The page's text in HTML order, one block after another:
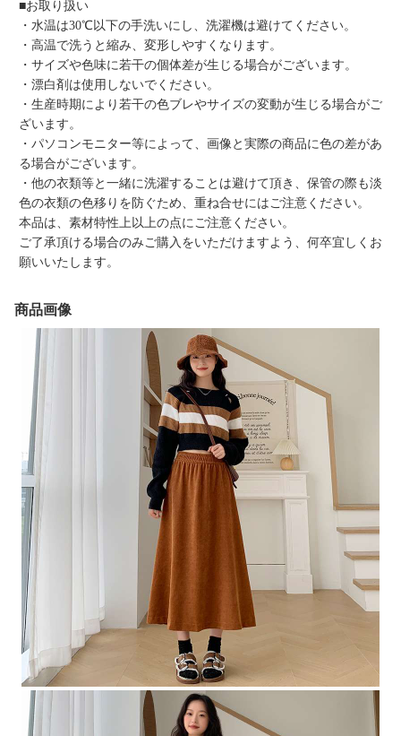
■お取り扱い
・水温は30℃以下の手洗いにし、洗濯機は避けてください。
・高温で洗うと縮み、変形しやすくなります。
・サイズや色味に若干の個体差が生じる場合がございます。
・漂白剤は使用しないでください。
・生産時期により若干の色ブレやサイズの変動が生じる場合がご
ざいます。
・パソコンモニター等によって、画像と実際の商品に色の差があ
る場合がございます。
・他の衣類等と一緒に洗濯することは避けて頂き、保管の際も淡
色の衣類の色移りを防ぐため、重ね合せにはご注意ください。
本品は、素材特性上以上の点にご注意ください。
ご了承頂ける場合のみご購入をいただけますよう、何卒宜しくお
願いいたします。
商品画像